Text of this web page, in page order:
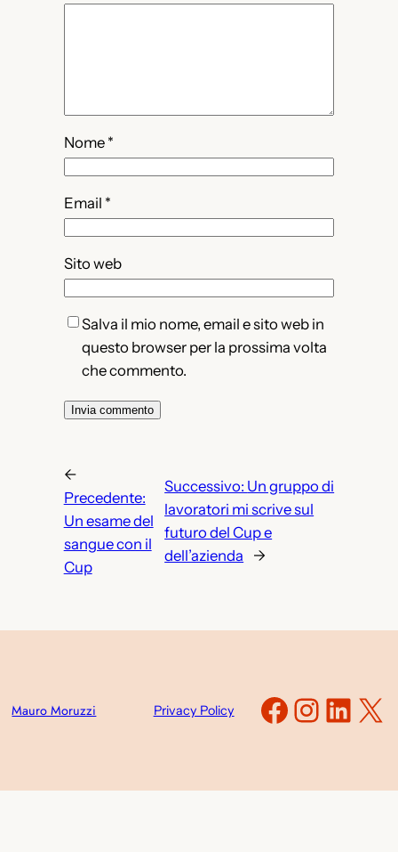
Nome *
Email *
Sito web
Salva il mio nome, email e sito web in
questo browser per la prossima volta
che commento.
←
Precedente:
Un esame del
sangue con il
Cup
Successivo: Un gruppo di
lavoratori mi scrive sul
futuro del Cup e
dell’azienda
→
Mauro Moruzzi Privacy Policy X